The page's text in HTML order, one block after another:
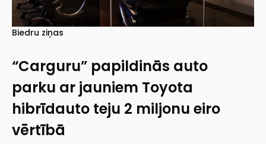
Biedru ziņas
“Carguru” papildinās auto
parku ar jauniem Toyota
hibrīdauto teju 2 miljonu eiro
vērtībā